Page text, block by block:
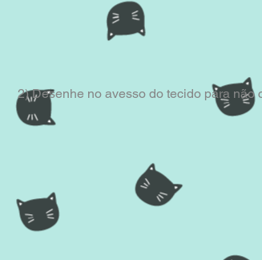
2) Desenhe no avesso do tecido para não